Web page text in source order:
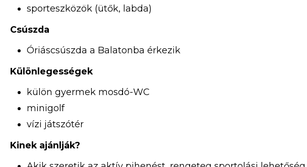
sporteszközök (ütők, labda)
Csúszda
Óriáscsúszda a Balatonba érkezik
Különlegességek
külön gyermek mosdó-WC
minigolf
vízi játszótér
Kinek ajánlják?